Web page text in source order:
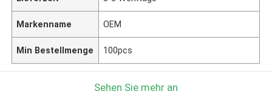
Markenname OEM
Min Bestellmenge 100pcs
Sehen Sie mehr an